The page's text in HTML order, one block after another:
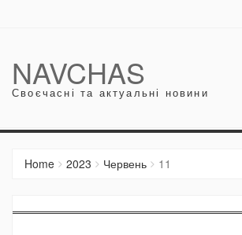
NAVCHAS
Своєчасні та актуальні новини
Home 2023 Червень 11